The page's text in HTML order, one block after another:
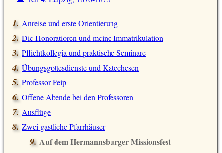
Anreise und erste Orientierung
Die Honoratioren und meine Immatrikulation
Pflichtkollegia und praktische Seminare
Übungsgottesdienste und Katechesen
Professor Peip
Offene Abende bei den Professoren
Ausflüge
Zwei gastliche Pfarrhäuser
Auf dem Hermannsburger Missionsfest